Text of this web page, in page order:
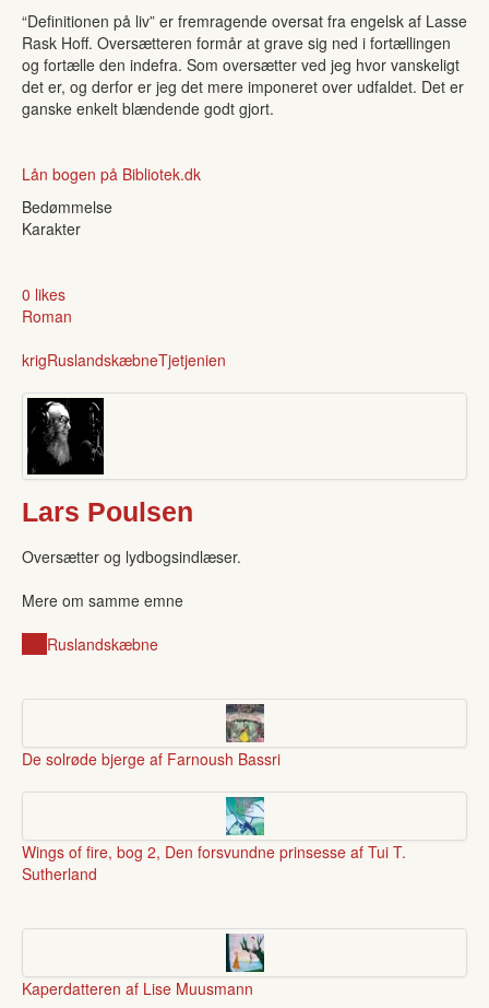
“Definitionen på liv” er fremragende oversat fra engelsk af Lasse
Rask Hoff. Oversætteren formår at grave sig ned i fortællingen
og fortælle den indefra. Som oversætter ved jeg hvor vanskeligt
det er, og derfor er jeg det mere imponeret over udfaldet. Det er
ganske enkelt blændende godt gjort.
Lån bogen på Bibliotek.dk
Bedømmelse
Karakter
0 likes
Roman
krigRuslandskæbneTjetjenien
Lars Poulsen
Oversætter og lydbogsindlæser.
Mere om samme emne
Ruslandskæbne
De solrøde bjerge af Farnoush Bassri
Wings of fire, bog 2, Den forsvundne prinsesse af Tui T.
Sutherland
Kaperdatteren af Lise Muusmann